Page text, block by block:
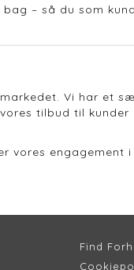
– så du som
Vi har et
tilbud til
vores engagement
Find